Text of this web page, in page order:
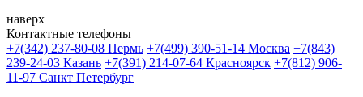
наверх
Контактные телефоны
+7(342) 237-80-08 Пермь +7(499) 390-51-14 Москва +7(843)
239-24-03 Казань +7(391) 214-07-64 Красноярск +7(812) 906-
11-97 Санкт Петербург